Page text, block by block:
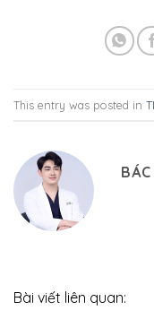
This entry was posted in
Bài viết liên quan: